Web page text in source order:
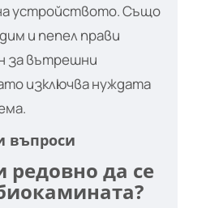
устройството. Също
и пепел прави
за вътрешни
изключва нуждата
въпроси
редовно да се